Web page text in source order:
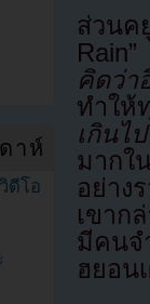
ส่วนค
คิดว่า
ทำให้
เกินไ
มากใ
อย่าง
เขาก
มีคนจ
ฮยอน
าห์
ดีโอ